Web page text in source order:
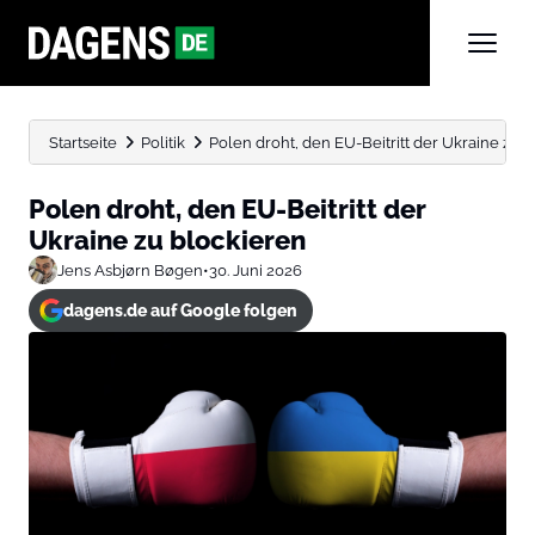
Startseite Politik Polen droht, den EU-Beitritt der Ukraine zu
Polen droht, den EU-Beitritt der
Ukraine zu blockieren
Jens Asbjørn Bøgen•30. Juni 2026
dagens.de auf Google folgen